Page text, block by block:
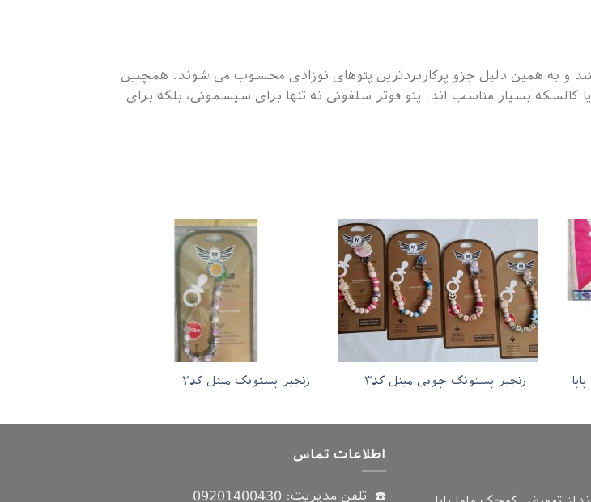
و به همین دلیل جزو پرکاربردترین پتوهای نوزادی محسوب می شوند. همچنین
کالسکه بسیار مناسب اند. پتو فوتر سلفونی نه تنها برای سیسمونی، بلکه برای
زنجیر پستونک چوبی مینل کد۳ زنجیر پستونک مینل کد۲
اطلاعات تماس
☎️ تلفن مدیریت: 09201400430